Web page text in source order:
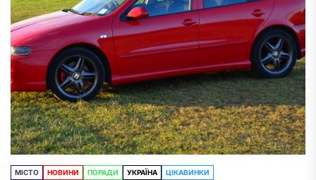
МІСТО НОВИНИ ПОРАДИ УКРАЇНА ЦІКАВИНКИ